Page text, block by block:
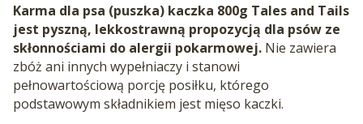
Karma dla psa (puszka) kaczka 800g Tales and Tails
jest pyszną, lekkostrawną propozycją dla psów ze
skłonnościami do alergii pokarmowej. Nie zawiera
zbóż ani innych wypełniaczy i stanowi
pełnowartościową porcję posiłku, którego
podstawowym składnikiem jest mięso kaczki.